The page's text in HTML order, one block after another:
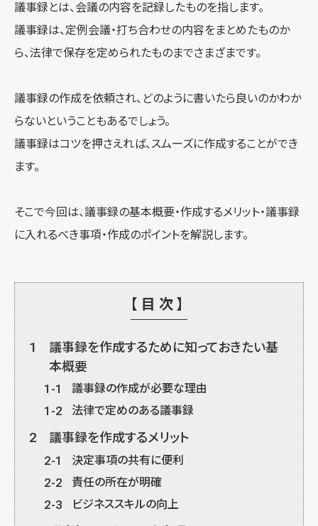
議事録とは、会議の内容を記録したものを指します。
議事録は、定例会議・打ち合わせの内容をまとめたものか
ら、法律で保存を定められたものまでさまざまです。
議事録の作成を依頼され、どのように書いたら良いのかわか
らないということもあるでしょう。
議事録はコツを押さえれば、スムーズに作成することができ
ます。
そこで今回は、議事録の基本概要・作成するメリット・議事録
に入れるべき事項・作成のポイントを解説します。
【目次】
1
議事録を作成するために知っておきたい基
本概要
1-1 議事録の作成が必要な理由
1-2 法律で定めのある議事録
2 議事録を作成するメリット
2-1 決定事項の共有に便利
2-2 責任の所在が明確
2-3 ビジネススキルの向上